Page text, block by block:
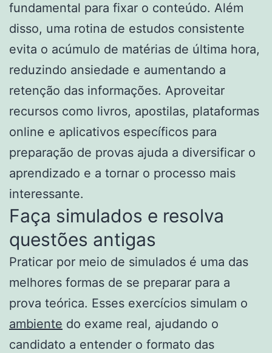
fundamental para fixar o conteúdo. Além
disso, uma rotina de estudos consistente
evita o acúmulo de matérias de última hora,
reduzindo ansiedade e aumentando a
retenção das informações. Aproveitar
recursos como livros, apostilas, plataformas
online e aplicativos específicos para
preparação de provas ajuda a diversificar o
aprendizado e a tornar o processo mais
interessante.
Faça simulados e resolva
questões antigas
Praticar por meio de simulados é uma das
melhores formas de se preparar para a
prova teórica. Esses exercícios simulam o
ambiente do exame real, ajudando o
candidato a entender o formato das